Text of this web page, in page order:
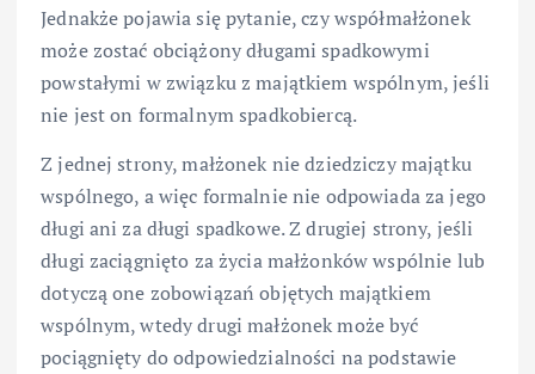
Jednakże pojawia się pytanie, czy współmałżonek
może zostać obciążony długami spadkowymi
powstałymi w związku z majątkiem wspólnym, jeśli
nie jest on formalnym spadkobiercą.
Z jednej strony, małżonek nie dziedziczy majątku
wspólnego, a więc formalnie nie odpowiada za jego
długi ani za długi spadkowe. Z drugiej strony, jeśli
długi zaciągnięto za życia małżonków wspólnie lub
dotyczą one zobowiązań objętych majątkiem
wspólnym, wtedy drugi małżonek może być
pociągnięty do odpowiedzialności na podstawie